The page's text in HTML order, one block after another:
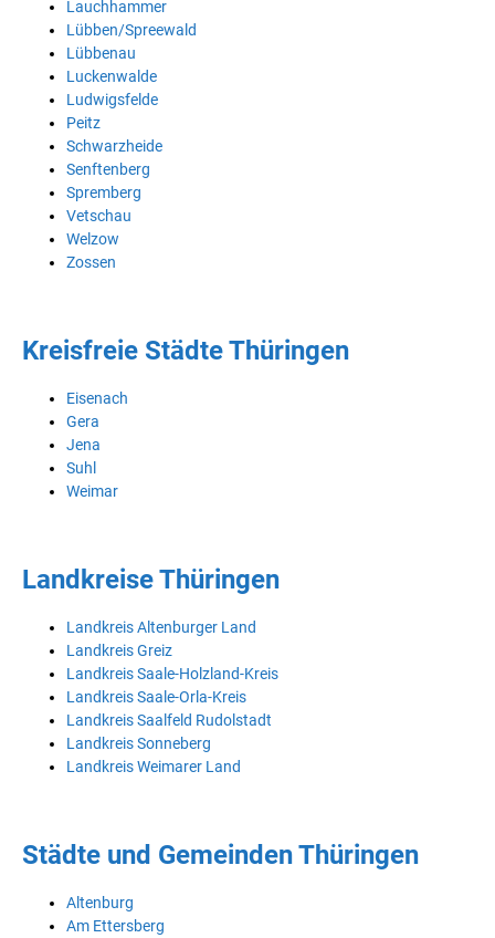
Lauchhammer
Lübben/Spreewald
Lübbenau
Luckenwalde
Ludwigsfelde
Peitz
Schwarzheide
Senftenberg
Spremberg
Vetschau
Welzow
Zossen
Kreisfreie Städte Thüringen
Eisenach
Gera
Jena
Suhl
Weimar
Landkreise Thüringen
Landkreis Altenburger Land
Landkreis Greiz
Landkreis Saale-Holzland-Kreis
Landkreis Saale-Orla-Kreis
Landkreis Saalfeld Rudolstadt
Landkreis Sonneberg
Landkreis Weimarer Land
Städte und Gemeinden Thüringen
Altenburg
Am Ettersberg